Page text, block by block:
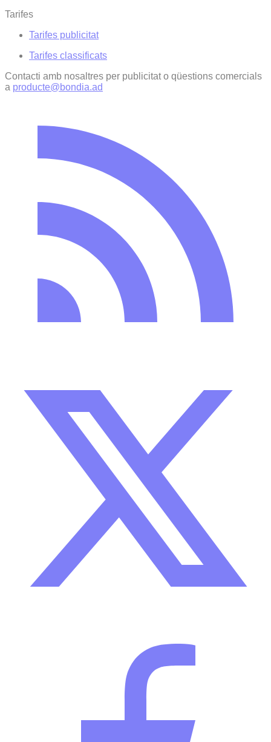
Tarifes
Tarifes publicitat
Tarifes classificats
Contacti amb nosaltres per publicitat o qüestions comercials
a producte@bondia.ad